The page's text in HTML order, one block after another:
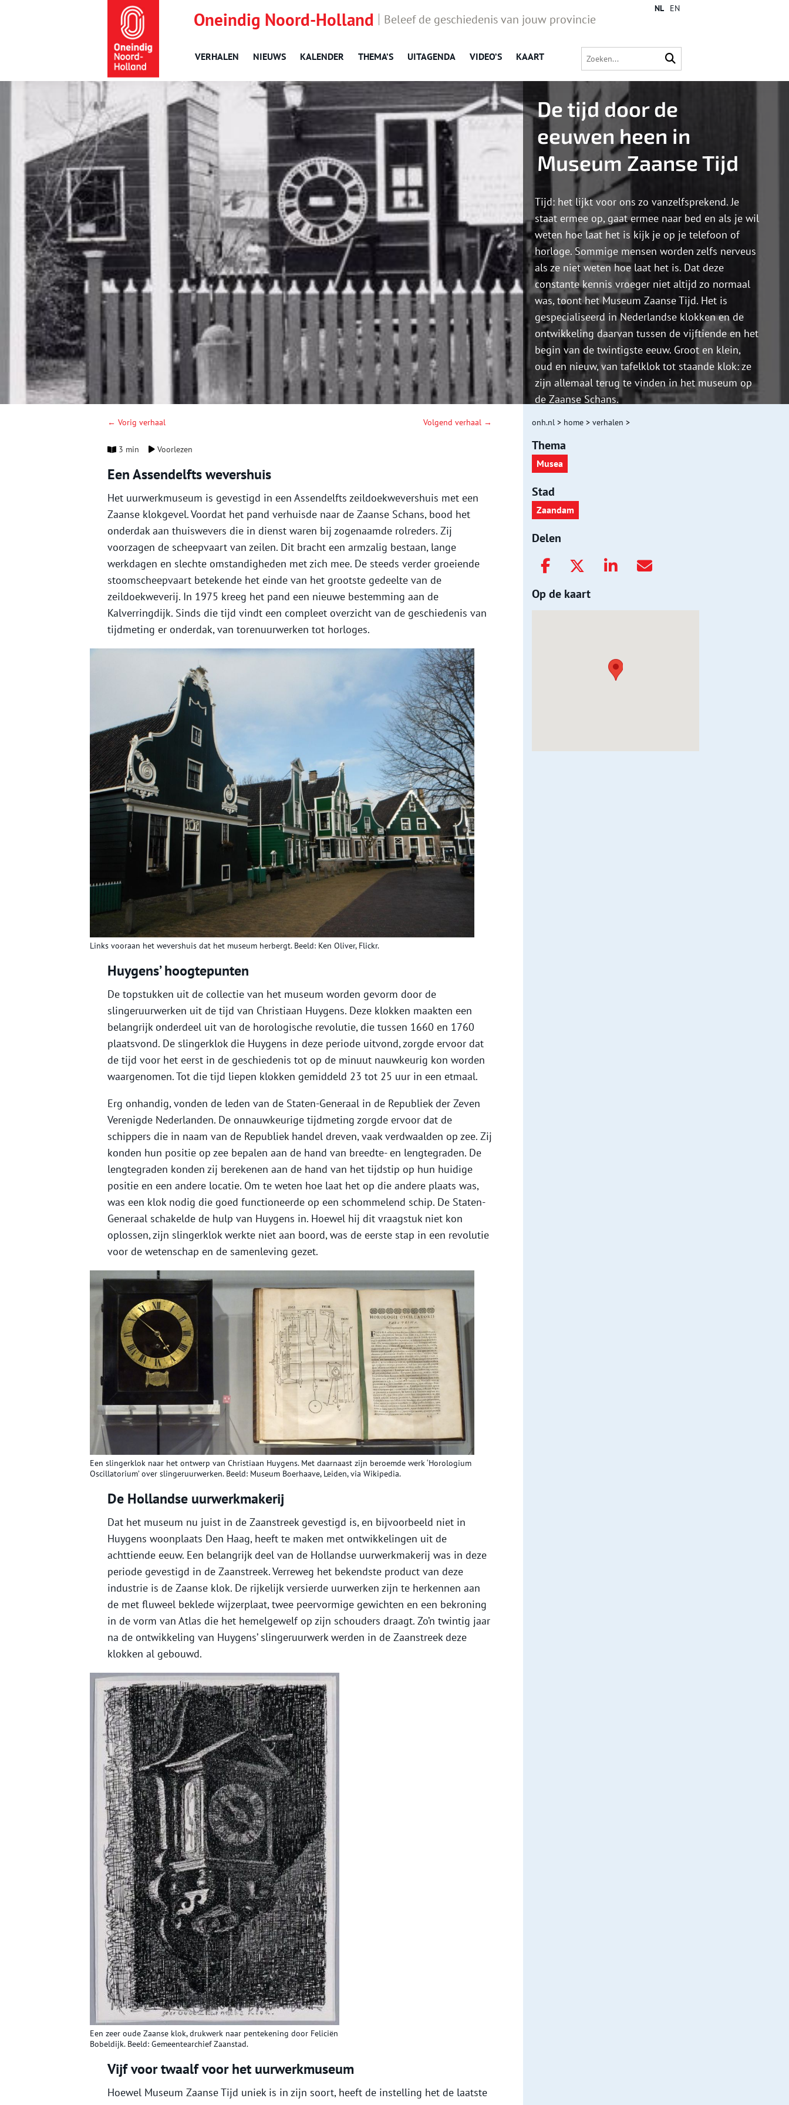
Oneindig Noord-Holland Beleef de geschiedenis van jouw provincie
VERHALEN NIEUWS KALENDER THEMA’S UITAGENDA VIDEO’S KAART
NL EN
De tijd door de
eeuwen heen in
Museum Zaanse Tijd
Tijd: het lijkt voor ons zo vanzelfsprekend. Je
staat ermee op, gaat ermee naar bed en als je wil
weten hoe laat het is kijk je op je telefoon of
horloge. Sommige mensen worden zelfs nerveus
als ze niet weten hoe laat het is. Dat deze
constante kennis vroeger niet altijd zo normaal
was, toont het Museum Zaanse Tijd. Het is
gespecialiseerd in Nederlandse klokken en de
ontwikkeling daarvan tussen de vijftiende en het
begin van de twintigste eeuw. Groot en klein,
oud en nieuw, van tafelklok tot staande klok: ze
zijn allemaal terug te vinden in het museum op
de Zaanse Schans.
← Vorig verhaal Volgend verhaal →
3 min Voorlezen
Een Assendelfts wevershuis
Het uurwerkmuseum is gevestigd in een Assendelfts zeildoekwevershuis met een
Zaanse klokgevel. Voordat het pand verhuisde naar de Zaanse Schans, bood het
onderdak aan thuiswevers die in dienst waren bij zogenaamde rolreders. Zij
voorzagen de scheepvaart van zeilen. Dit bracht een armzalig bestaan, lange
werkdagen en slechte omstandigheden met zich mee. De steeds verder groeiende
stoomscheepvaart betekende het einde van het grootste gedeelte van de
zeildoekweverij. In 1975 kreeg het pand een nieuwe bestemming aan de
Kalverringdijk. Sinds die tijd vindt een compleet overzicht van de geschiedenis van
tijdmeting er onderdak, van torenuurwerken tot horloges.
Links vooraan het wevershuis dat het museum herbergt. Beeld: Ken Oliver, Flickr.
Huygens’ hoogtepunten
De topstukken uit de collectie van het museum worden gevorm door de
slingeruurwerken uit de tijd van Christiaan Huygens. Deze klokken maakten een
belangrijk onderdeel uit van de horologische revolutie, die tussen 1660 en 1760
plaatsvond. De slingerklok die Huygens in deze periode uitvond, zorgde ervoor dat
de tijd voor het eerst in de geschiedenis tot op de minuut nauwkeurig kon worden
waargenomen. Tot die tijd liepen klokken gemiddeld 23 tot 25 uur in een etmaal.
Erg onhandig, vonden de leden van de Staten-Generaal in de Republiek der Zeven
Verenigde Nederlanden. De onnauwkeurige tijdmeting zorgde ervoor dat de
schippers die in naam van de Republiek handel dreven, vaak verdwaalden op zee. Zij
konden hun positie op zee bepalen aan de hand van breedte- en lengtegraden. De
lengtegraden konden zij berekenen aan de hand van het tijdstip op hun huidige
positie en een andere locatie. Om te weten hoe laat het op die andere plaats was,
was een klok nodig die goed functioneerde op een schommelend schip. De Staten-
Generaal schakelde de hulp van Huygens in. Hoewel hij dit vraagstuk niet kon
oplossen, zijn slingerklok werkte niet aan boord, was de eerste stap in een revolutie
voor de wetenschap en de samenleving gezet.
Een slingerklok naar het ontwerp van Christiaan Huygens. Met daarnaast zijn beroemde werk ‘Horologium
Oscillatorium’ over slingeruurwerken. Beeld: Museum Boerhaave, Leiden, via Wikipedia.
De Hollandse uurwerkmakerij
Dat het museum nu juist in de Zaanstreek gevestigd is, en bijvoorbeeld niet in
Huygens woonplaats Den Haag, heeft te maken met ontwikkelingen uit de
achttiende eeuw. Een belangrijk deel van de Hollandse uurwerkmakerij was in deze
periode gevestigd in de Zaanstreek. Verreweg het bekendste product van deze
industrie is de Zaanse klok. De rijkelijk versierde uurwerken zijn te herkennen aan
de met fluweel beklede wijzerplaat, twee peervormige gewichten en een bekroning
in de vorm van Atlas die het hemelgewelf op zijn schouders draagt. Zo’n twintig jaar
na de ontwikkeling van Huygens’ slingeruurwerk werden in de Zaanstreek deze
klokken al gebouwd.
Een zeer oude Zaanse klok, drukwerk naar pentekening door Feliciën
Bobeldijk. Beeld: Gemeentearchief Zaanstad.
Vijf voor twaalf voor het uurwerkmuseum
Hoewel Museum Zaanse Tijd uniek is in zijn soort, heeft de instelling het de laatste
onh.nl > home > verhalen >
Thema
Musea
Stad
Zaandam
Delen
Op de kaart